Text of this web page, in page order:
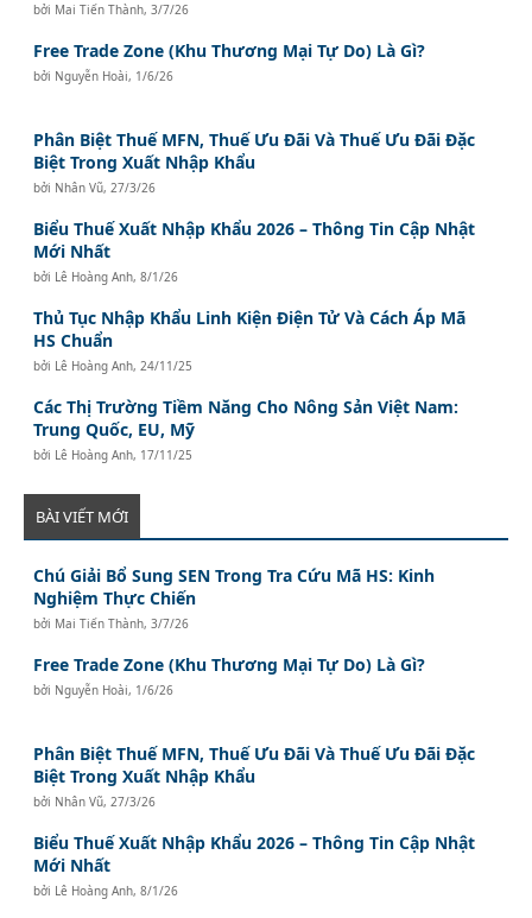
bởi Mai Tiến Thành,3/7/26
Free Trade Zone (Khu Thương Mại Tự Do) Là Gì?
bởi Nguyễn Hoài, 1/6/26
Phân Biệt Thuế MFN, Thuế Ưu Đãi Và Thuế Ưu Đãi Đặc
Biệt Trong Xuất Nhập Khẩu
bởi Nhân Vũ, 27/3/26
Biểu Thuế Xuất Nhập Khẩu 2026 – Thông Tin Cập Nhật
Mới Nhất
bởi Lê Hoàng Anh,8/1/26
Thủ Tục Nhập Khẩu Linh Kiện Điện Tử Và Cách Áp Mã
HS Chuẩn
bởi Lê Hoàng Anh, 24/11/25
Các Thị Trường Tiềm Năng Cho Nông Sản Việt Nam:
Trung Quốc, EU, Mỹ
bởi Lê Hoàng Anh, 17/11/25
BÀI VIẾT MỚI
Chú Giải Bổ Sung SEN Trong Tra Cứu Mã HS: Kinh
Nghiệm Thực Chiến
bởi Mai Tiến Thành,3/7/26
Free Trade Zone (Khu Thương Mại Tự Do) Là Gì?
bởi Nguyễn Hoài, 1/6/26
Phân Biệt Thuế MFN, Thuế Ưu Đãi Và Thuế Ưu Đãi Đặc
Biệt Trong Xuất Nhập Khẩu
bởi Nhân Vũ, 27/3/26
Biểu Thuế Xuất Nhập Khẩu 2026 – Thông Tin Cập Nhật
Mới Nhất
bởi Lê Hoàng Anh,8/1/26